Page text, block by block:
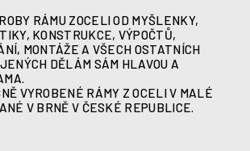
RÁMU ZOCELI OD MYŠLENKY,
KONSTRUKCE, VÝPOČTŮ,
MONTÁŽE A VŠECH OSTATNÍCH
DĚLÁM SÁM HLAVOU A
VYROBENÉ RÁMY Z OCELI V MALÉ
V BRNĚ V ČESKÉ REPUBLICE.